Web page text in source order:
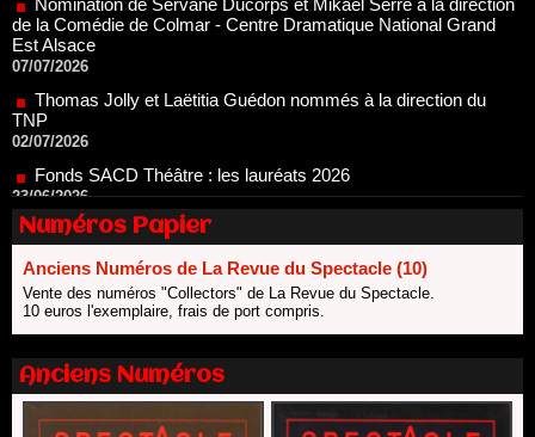
07/07/2026
Thomas Jolly et Laëtitia Guédon nommés à la direction du
TNP
Fonds SACD Théâtre : les lauréats 2026
23/06/2026
Dispositif ARTCENA Écrire pour le cirque, les lauréats 2026 !
20/06/2026
Le palmarès des prix SACD 2026
18/06/2026
Les 10 lauréats du Fonds Grandes Formes Théâtre 2026
SACD
13/06/2026
Nomination de Nathalie Garraud et Olivier Saccomano à la
direction du Théâtre de Gennevilliers - CDN
13/06/2026
Dispositif SACD Auteurs d'espaces : les lauréats 2026
Numéros Papier
Anciens Numéros de La Revue du Spectacle (10)
Vente des numéros "Collectors" de La Revue du Spectacle.
10 euros l'exemplaire, frais de port compris.
Anciens Numéros